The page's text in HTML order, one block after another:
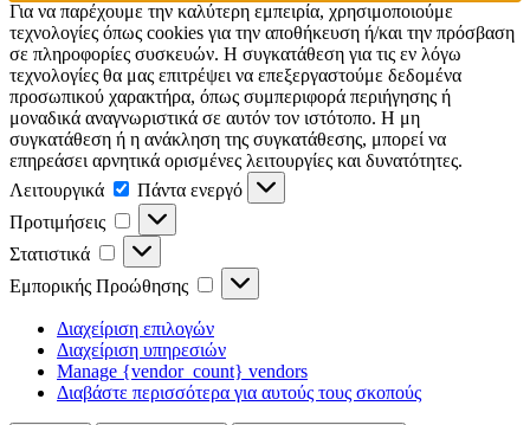
Για να παρέχουμε την καλύτερη εμπειρία, χρησιμοποιούμε
τεχνολογίες όπως cookies για την αποθήκευση ή/και την πρόσβαση
σε πληροφορίες συσκευών. Η συγκατάθεση για τις εν λόγω
τεχνολογίες θα μας επιτρέψει να επεξεργαστούμε δεδομένα
προσωπικού χαρακτήρα, όπως συμπεριφορά περιήγησης ή
μοναδικά αναγνωριστικά σε αυτόν τον ιστότοπο. Η μη
συγκατάθεση ή η ανάκληση της συγκατάθεσης, μπορεί να
επηρεάσει αρνητικά ορισμένες λειτουργίες και δυνατότητες.
Λειτουργικά
Λειτουργικά
Πάντα ενεργό
Προτιμήσεις
Προτιμήσεις
Στατιστικά Στατιστικά
Εμπορικής Προώθησης
Εμπορικής
Προώθησης
Διαχείριση επιλογών
Διαχείριση υπηρεσιών
Manage {vendor_count} vendors
Διαβάστε περισσότερα για αυτούς τους σκοπούς